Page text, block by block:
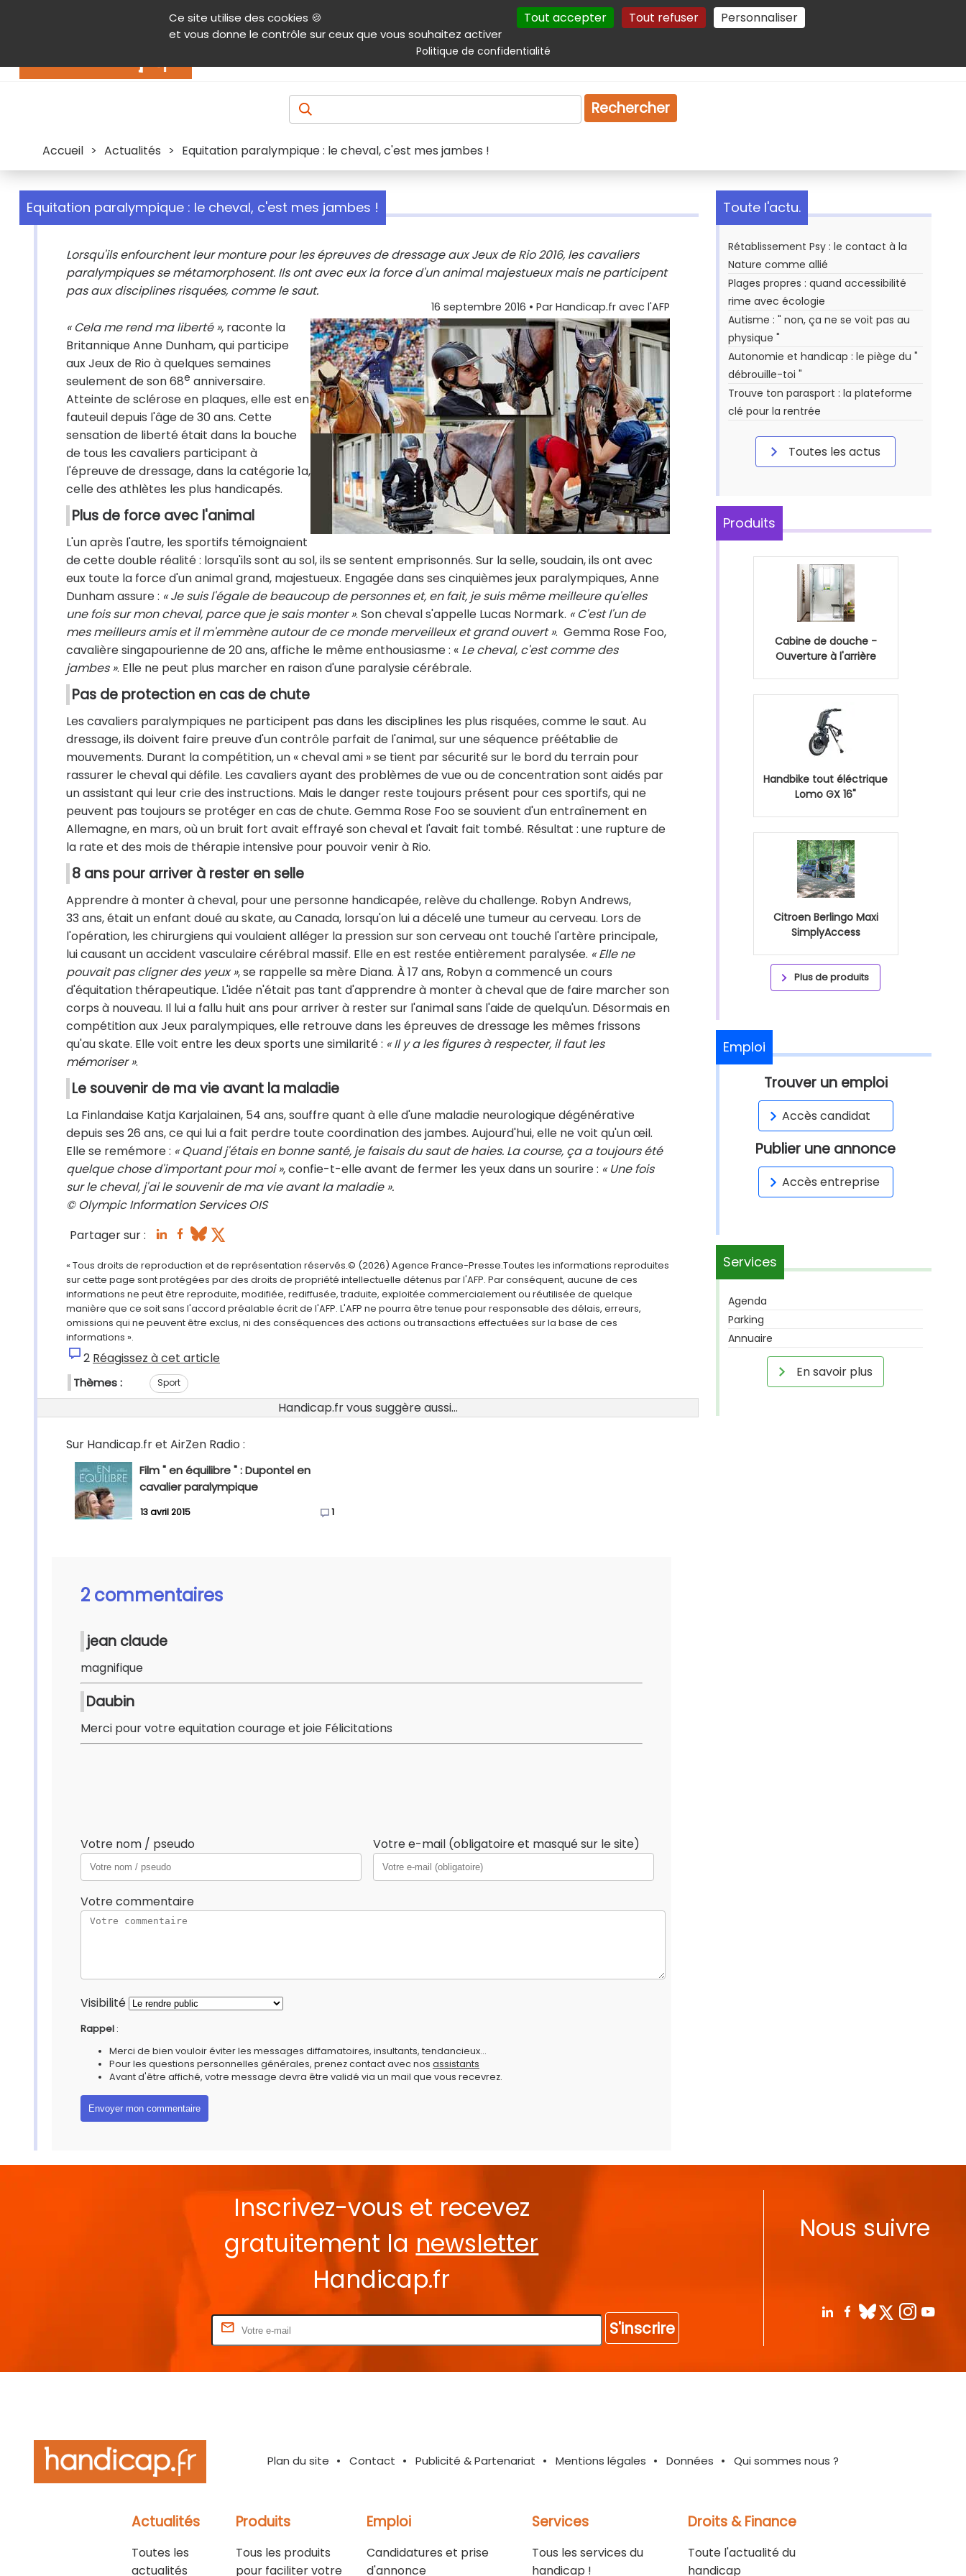
Ce site utilise des cookies 🍪
et vous donne le contrôle sur ceux que vous souhaitez activer
Tout accepter Tout refuser Personnaliser
Politique de confidentialité
Contenu Aide et accessibilité Menu principal Autres services Plan du site Gestion des cookies
Produits & services Emploi Droit
Rechercher
Accueil > Actualités > Equitation paralympique : le cheval, c'est mes jambes !
Equitation paralympique : le cheval, c'est mes jambes !
Lorsqu'ils enfourchent leur monture pour les épreuves de dressage aux Jeux de Rio 2016, les cavaliers
paralympiques se métamorphosent. Ils ont avec eux la force d'un animal majestueux mais ne participent
pas aux disciplines risquées, comme le saut.
16 septembre 2016 • Par Handicap.fr avec l'AFP
« Cela me rend ma liberté », raconte la
Britannique Anne Dunham, qui participe
aux Jeux de Rio à quelques semaines
seulement de son 68e anniversaire.
Atteinte de sclérose en plaques, elle est en
fauteuil depuis l'âge de 30 ans. Cette
sensation de liberté était dans la bouche
de tous les cavaliers participant à
l'épreuve de dressage, dans la catégorie 1a,
celle des athlètes les plus handicapés.
Plus de force avec l'animal
L'un après l'autre, les sportifs témoignaient
de cette double réalité : lorsqu'ils sont au sol, ils se sentent emprisonnés. Sur la selle, soudain, ils ont avec
eux toute la force d'un animal grand, majestueux. Engagée dans ses cinquièmes jeux paralympiques, Anne
Dunham assure : « Je suis l'égale de beaucoup de personnes et, en fait, je suis même meilleure qu'elles
une fois sur mon cheval, parce que je sais monter ». Son cheval s'appelle Lucas Normark. « C'est l'un de
mes meilleurs amis et il m'emmène autour de ce monde merveilleux et grand ouvert ». Gemma Rose Foo,
cavalière singapourienne de 20 ans, affiche le même enthousiasme : « Le cheval, c'est comme des
jambes ». Elle ne peut plus marcher en raison d'une paralysie cérébrale.
Pas de protection en cas de chute
Les cavaliers paralympiques ne participent pas dans les disciplines les plus risquées, comme le saut. Au
dressage, ils doivent faire preuve d'un contrôle parfait de l'animal, sur une séquence préétablie de
mouvements. Durant la compétition, un « cheval ami » se tient par sécurité sur le bord du terrain pour
rassurer le cheval qui défile. Les cavaliers ayant des problèmes de vue ou de concentration sont aidés par
un assistant qui leur crie des instructions. Mais le danger reste toujours présent pour ces sportifs, qui ne
peuvent pas toujours se protéger en cas de chute. Gemma Rose Foo se souvient d'un entraînement en
Allemagne, en mars, où un bruit fort avait effrayé son cheval et l'avait fait tombé. Résultat : une rupture de
la rate et des mois de thérapie intensive pour pouvoir venir à Rio.
8 ans pour arriver à rester en selle
Apprendre à monter à cheval, pour une personne handicapée, relève du challenge. Robyn Andrews,
33 ans, était un enfant doué au skate, au Canada, lorsqu'on lui a décelé une tumeur au cerveau. Lors de
l'opération, les chirurgiens qui voulaient alléger la pression sur son cerveau ont touché l'artère principale,
lui causant un accident vasculaire cérébral massif. Elle en est restée entièrement paralysée. « Elle ne
pouvait pas cligner des yeux », se rappelle sa mère Diana. À 17 ans, Robyn a commencé un cours
d'équitation thérapeutique. L'idée n'était pas tant d'apprendre à monter à cheval que de faire marcher son
corps à nouveau. Il lui a fallu huit ans pour arriver à rester sur l'animal sans l'aide de quelqu'un. Désormais en
compétition aux Jeux paralympiques, elle retrouve dans les épreuves de dressage les mêmes frissons
qu'au skate. Elle voit entre les deux sports une similarité : « Il y a les figures à respecter, il faut les
mémoriser ».
Le souvenir de ma vie avant la maladie
La Finlandaise Katja Karjalainen, 54 ans, souffre quant à elle d'une maladie neurologique dégénérative
depuis ses 26 ans, ce qui lui a fait perdre toute coordination des jambes. Aujourd'hui, elle ne voit qu'un œil.
Elle se remémore : « Quand j'étais en bonne santé, je faisais du saut de haies. La course, ça a toujours été
quelque chose d'important pour moi », confie-t-elle avant de fermer les yeux dans un sourire : « Une fois
sur le cheval, j'ai le souvenir de ma vie avant la maladie ».
© Olympic Information Services OIS
Partager sur :
« Tous droits de reproduction et de représentation réservés.© (2026) Agence France-Presse.Toutes les informations reproduites
sur cette page sont protégées par des droits de propriété intellectuelle détenus par l'AFP. Par conséquent, aucune de ces
informations ne peut être reproduite, modifiée, rediffusée, traduite, exploitée commercialement ou réutilisée de quelque
manière que ce soit sans l'accord préalable écrit de l'AFP. L'AFP ne pourra être tenue pour responsable des délais, erreurs,
omissions qui ne peuvent être exclus, ni des conséquences des actions ou transactions effectuées sur la base de ces
informations ».
2 Réagissez à cet article
Thèmes : Sport
Handicap.fr vous suggère aussi...
Sur Handicap.fr et AirZen Radio :
Film " en équilibre " : Dupontel en
cavalier paralympique
13 avril 2015 1
2 commentaires
jean claude
magnifique
Daubin
Merci pour votre equitation courage et joie Félicitations
Votre nom / pseudo Votre e-mail (obligatoire et masqué sur le site)
Votre commentaire
Visibilité
Rappel :
Merci de bien vouloir éviter les messages diffamatoires, insultants, tendancieux...
Pour les questions personnelles générales, prenez contact avec nos assistants
Avant d'être affiché, votre message devra être validé via un mail que vous recevrez.
Toute l'actu.
Rétablissement Psy : le contact à la
Nature comme allié
Plages propres : quand accessibilité
rime avec écologie
Autisme : " non, ça ne se voit pas au
physique "
Autonomie et handicap : le piège du "
débrouille-toi "
Trouve ton parasport : la plateforme
clé pour la rentrée
Toutes les actus
Produits
Cabine de douche -
Ouverture à l'arrière
Handbike tout éléctrique
Lomo GX 16"
Citroen Berlingo Maxi
SimplyAccess
Plus de produits
Emploi
Trouver un emploi
Accès candidat
Publier une annonce
Accès entreprise
Services
Agenda
Parking
Annuaire
En savoir plus
Inscrivez-vous et recevez
gratuitement la newsletter
Handicap.fr
S'inscrire
Nous suivre
Plan du site Contact Publicité & Partenariat Mentions légales Données Qui sommes nous ?
Actualités
Toutes les
actualités
Produits
Tous les produits
pour faciliter votre
Emploi
Candidatures et prise
d'annonce
Services
Tous les services du
handicap !
Droits & Finance
Toute l'actualité du
handicap